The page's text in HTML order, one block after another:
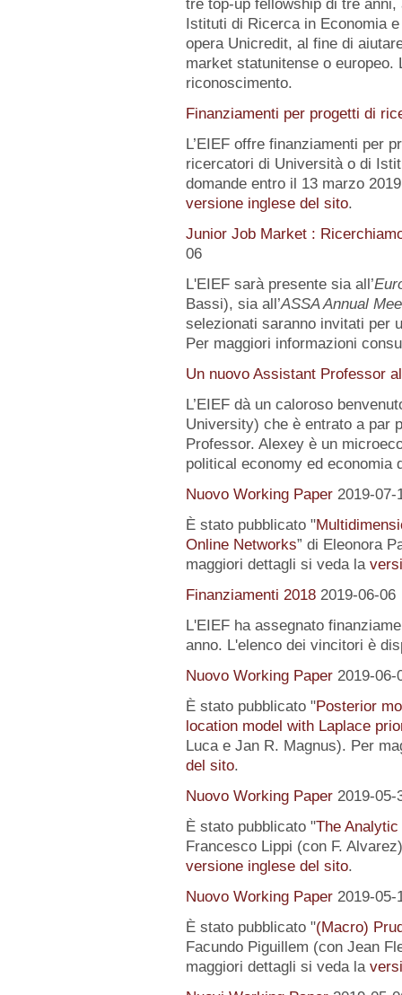
tre top-up fellowship di tre
Istituti di Ricerca in Economia
opera Unicredit, al fine di
market statunitense o europeo.
riconoscimento.
Finanziamenti per progetti di
L’EIEF offre finanziamenti per
ricercatori di Università o di
domande entro il 13 marzo
versione inglese del sito.
Junior Job Market :
06
L'EIEF sarà presente sia all’
Bassi), sia all’ASSA Annual
selezionati saranno invitati per
Per maggiori informazioni
Un nuovo Assistant Professor
L’EIEF dà un caloroso
University) che è entrato a par
Professor. Alexey è un
political economy ed
Nuovo Working Paper 2019-07-
È stato pubblicato "
Online Networks” di Eleonora
maggiori dettagli si veda la
Finanziamenti 2018 2019-06-06
L'EIEF ha assegnato
anno. L'elenco dei vincitori è
Nuovo Working Paper 2019-06-
È stato pubblicato "Posterior
location model with Laplace
Luca e Jan R. Magnus). Per
del sito.
Nuovo Working Paper 2019-05-
È stato pubblicato "The
Francesco Lippi (con F.
versione inglese del sito.
Nuovo Working Paper 2019-05-
È stato pubblicato "(Macro)
Facundo Piguillem (con Jean
maggiori dettagli si veda la